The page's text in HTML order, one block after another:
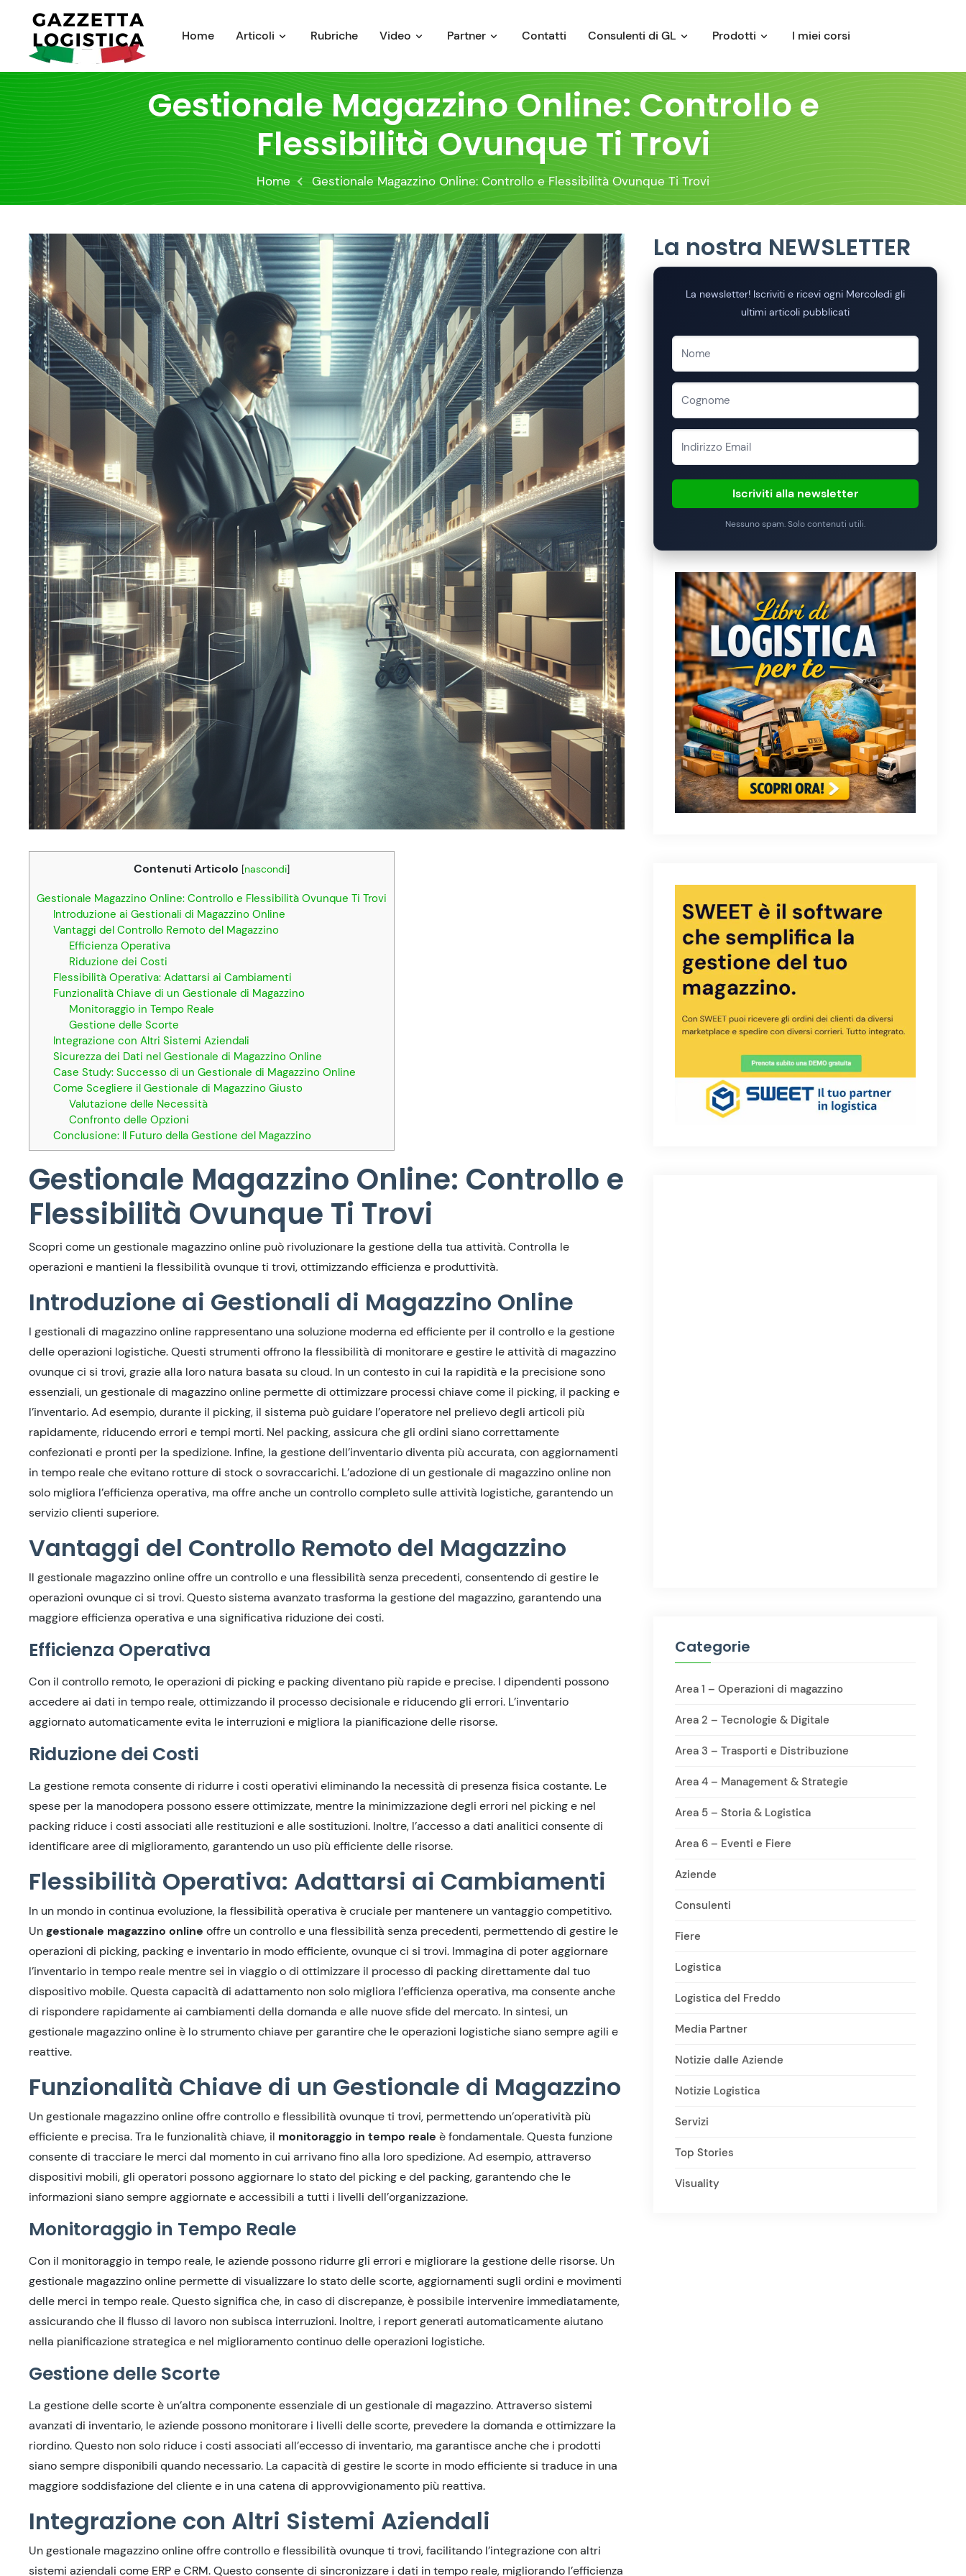
content
Home Articoli Rubriche Video Partner Contatti Consulenti di GL Prodotti I miei corsi
Gestionale Magazzino Online: Controllo e
Flessibilità Ovunque Ti Trovi
Home Gestionale Magazzino Online: Controllo e Flessibilità Ovunque Ti Trovi
Contenuti Articolo [nascondi]
Gestionale Magazzino Online: Controllo e Flessibilità Ovunque Ti Trovi
Introduzione ai Gestionali di Magazzino Online
Vantaggi del Controllo Remoto del Magazzino
Efficienza Operativa
Riduzione dei Costi
Flessibilità Operativa: Adattarsi ai Cambiamenti
Funzionalità Chiave di un Gestionale di Magazzino
Monitoraggio in Tempo Reale
Gestione delle Scorte
Integrazione con Altri Sistemi Aziendali
Sicurezza dei Dati nel Gestionale di Magazzino Online
Case Study: Successo di un Gestionale di Magazzino Online
Come Scegliere il Gestionale di Magazzino Giusto
Valutazione delle Necessità
Confronto delle Opzioni
Conclusione: Il Futuro della Gestione del Magazzino
Gestionale Magazzino Online: Controllo e
Flessibilità Ovunque Ti Trovi
Scopri come un gestionale magazzino online può rivoluzionare la gestione della tua attività. Controlla le
operazioni e mantieni la flessibilità ovunque ti trovi, ottimizzando efficienza e produttività.
Introduzione ai Gestionali di Magazzino Online
I gestionali di magazzino online rappresentano una soluzione moderna ed efficiente per il controllo e la gestione
delle operazioni logistiche. Questi strumenti offrono la flessibilità di monitorare e gestire le attività di magazzino
ovunque ci si trovi, grazie alla loro natura basata su cloud. In un contesto in cui la rapidità e la precisione sono
essenziali, un gestionale di magazzino online permette di ottimizzare processi chiave come il picking, il packing e
l’inventario. Ad esempio, durante il picking, il sistema può guidare l’operatore nel prelievo degli articoli più
rapidamente, riducendo errori e tempi morti. Nel packing, assicura che gli ordini siano correttamente
confezionati e pronti per la spedizione. Infine, la gestione dell’inventario diventa più accurata, con aggiornamenti
in tempo reale che evitano rotture di stock o sovraccarichi. L’adozione di un gestionale di magazzino online non
solo migliora l’efficienza operativa, ma offre anche un controllo completo sulle attività logistiche, garantendo un
servizio clienti superiore.
Vantaggi del Controllo Remoto del Magazzino
Il gestionale magazzino online offre un controllo e una flessibilità senza precedenti, consentendo di gestire le
operazioni ovunque ci si trovi. Questo sistema avanzato trasforma la gestione del magazzino, garantendo una
maggiore efficienza operativa e una significativa riduzione dei costi.
Efficienza Operativa
Con il controllo remoto, le operazioni di picking e packing diventano più rapide e precise. I dipendenti possono
accedere ai dati in tempo reale, ottimizzando il processo decisionale e riducendo gli errori. L’inventario
aggiornato automaticamente evita le interruzioni e migliora la pianificazione delle risorse.
Riduzione dei Costi
La gestione remota consente di ridurre i costi operativi eliminando la necessità di presenza fisica costante. Le
spese per la manodopera possono essere ottimizzate, mentre la minimizzazione degli errori nel picking e nel
packing riduce i costi associati alle restituzioni e alle sostituzioni. Inoltre, l’accesso a dati analitici consente di
identificare aree di miglioramento, garantendo un uso più efficiente delle risorse.
Flessibilità Operativa: Adattarsi ai Cambiamenti
In un mondo in continua evoluzione, la flessibilità operativa è cruciale per mantenere un vantaggio competitivo.
Ungestionale magazzino online offre un controllo e una flessibilità senza precedenti, permettendo di gestire le
operazioni di picking, packing e inventario in modo efficiente, ovunque ci si trovi. Immagina di poter aggiornare
l’inventario in tempo reale mentre sei in viaggio o di ottimizzare il processo di packing direttamente dal tuo
dispositivo mobile. Questa capacità di adattamento non solo migliora l’efficienza operativa, ma consente anche
di rispondere rapidamente ai cambiamenti della domanda e alle nuove sfide del mercato. In sintesi, un
gestionale magazzino online è lo strumento chiave per garantire che le operazioni logistiche siano sempre agili e
reattive.
Funzionalità Chiave di un Gestionale di Magazzino
Un gestionale magazzino online offre controllo e flessibilità ovunque ti trovi, permettendo un’operatività più
efficiente e precisa. Tra le funzionalità chiave, il monitoraggio in tempo reale è fondamentale. Questa funzione
consente di tracciare le merci dal momento in cui arrivano fino alla loro spedizione. Ad esempio, attraverso
dispositivi mobili, gli operatori possono aggiornare lo stato del picking e del packing, garantendo che le
informazioni siano sempre aggiornate e accessibili a tutti i livelli dell’organizzazione.
Monitoraggio in Tempo Reale
Con il monitoraggio in tempo reale, le aziende possono ridurre gli errori e migliorare la gestione delle risorse. Un
gestionale magazzino online permette di visualizzare lo stato delle scorte, aggiornamenti sugli ordini e movimenti
delle merci in tempo reale. Questo significa che, in caso di discrepanze, è possibile intervenire immediatamente,
assicurando che il flusso di lavoro non subisca interruzioni. Inoltre, i report generati automaticamente aiutano
nella pianificazione strategica e nel miglioramento continuo delle operazioni logistiche.
Gestione delle Scorte
La gestione delle scorte è un’altra componente essenziale di un gestionale di magazzino. Attraverso sistemi
avanzati di inventario, le aziende possono monitorare i livelli delle scorte, prevedere la domanda e ottimizzare la
riordino. Questo non solo riduce i costi associati all’eccesso di inventario, ma garantisce anche che i prodotti
siano sempre disponibili quando necessario. La capacità di gestire le scorte in modo efficiente si traduce in una
maggiore soddisfazione del cliente e in una catena di approvvigionamento più reattiva.
Integrazione con Altri Sistemi Aziendali
Un gestionale magazzino online offre controllo e flessibilità ovunque ti trovi, facilitando l’integrazione con altri
sistemi aziendali come ERP e CRM. Questo consente di sincronizzare i dati in tempo reale, migliorando l’efficienza
La nostra NEWSLETTER
La newsletter! Iscriviti e ricevi ogni Mercoledi gli
ultimi articoli pubblicati
Iscriviti alla newsletter
Nessuno spam. Solo contenuti utili.
Categorie
Area 1 – Operazioni di magazzino
Area 2 – Tecnologie & Digitale
Area 3 – Trasporti e Distribuzione
Area 4 – Management & Strategie
Area 5 – Storia & Logistica
Area 6 – Eventi e Fiere
Aziende
Consulenti
Fiere
Logistica
Logistica del Freddo
Media Partner
Notizie dalle Aziende
Notizie Logistica
Servizi
Top Stories
Visuality